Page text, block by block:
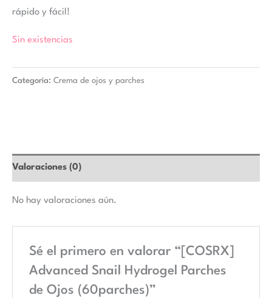
rápido y fácil!
Sin existencias
Categoría: Crema de ojos y parches
Valoraciones (0)
No hay valoraciones aún.
Sé el primero en valorar “[COSRX]
Advanced Snail Hydrogel Parches
de Ojos (60parches)”